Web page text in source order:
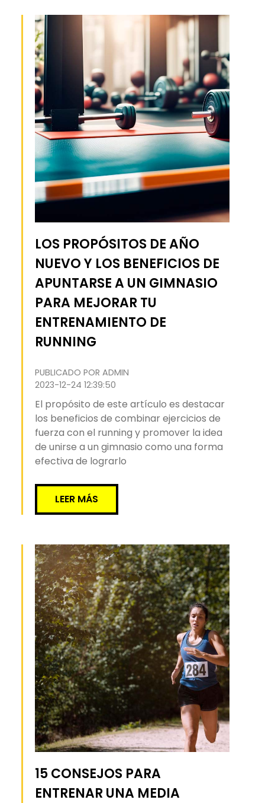
LOS PROPÓSITOS DE AÑO
NUEVO Y LOS BENEFICIOS DE
APUNTARSE A UN GIMNASIO
PARA MEJORAR TU
ENTRENAMIENTO DE
RUNNING
PUBLICADO POR ADMIN
2023-12-24 12:39:50
El propósito de este artículo es destacar
los beneficios de combinar ejercicios de
fuerza con el running y promover la idea
de unirse a un gimnasio como una forma
efectiva de lograrlo
LEER MÁS
15 CONSEJOS PARA
ENTRENAR UNA MEDIA